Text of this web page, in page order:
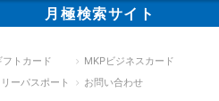
月極検索サイト
フトカード
MKPビジネスカード
ーパスポート
お問い合わせ